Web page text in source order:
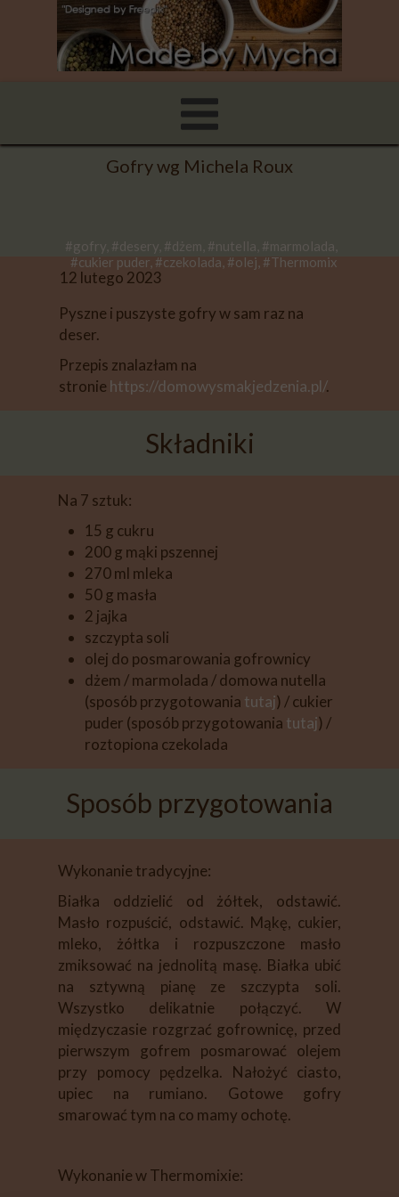
#gofry, #desery, #dżem, #nutella, #marmolada,
#cukier puder, #czekolada, #olej, #Thermomix
12 lutego 2023
Gofry wg Michela Roux
Pyszne i puszyste gofry w sam raz na
deser.
Przepis znalazłam na
stronie https://domowysmakjedzenia.pl/.
Składniki
Na 7 sztuk:
15 g cukru
200 g mąki pszennej
270 ml mleka
50 g masła
2 jajka
szczypta soli
olej do posmarowania gofrownicy
dżem / marmolada / domowa nutella
(sposób przygotowania tutaj) / cukier
puder (sposób przygotowania tutaj) /
roztopiona czekolada
Sposób przygotowania
Wykonanie tradycyjne:
Białka oddzielić od żółtek, odstawić.
Masło rozpuścić, odstawić. Mąkę, cukier,
mleko, żółtka i rozpuszczone masło
zmiksować na jednolitą masę. Białka ubić
na sztywną pianę ze szczypta soli.
Wszystko delikatnie połączyć. W
międzyczasie rozgrzać gofrownicę, przed
pierwszym gofrem posmarować olejem
przy pomocy pędzelka. Nałożyć ciasto,
upiec na rumiano. Gotowe gofry
smarować tym na co mamy ochotę.
Wykonanie w Thermomixie: